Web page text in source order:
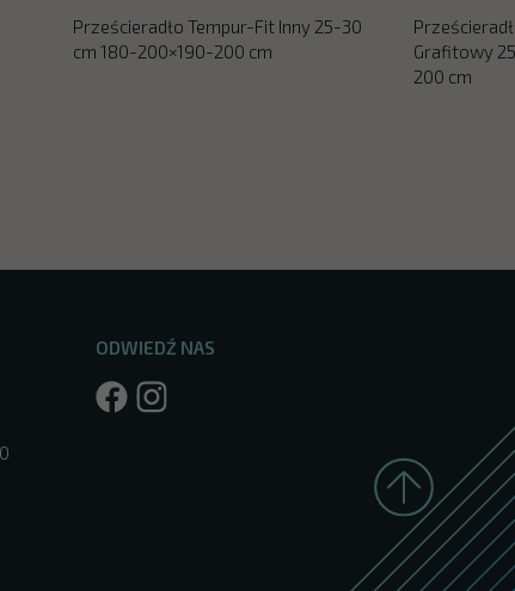
Prześcieradło Tempur-Fit Inny 25-30
cm 180-200×190-200 cm
Grafitowy
200 cm
ODWIEDŹ NAS